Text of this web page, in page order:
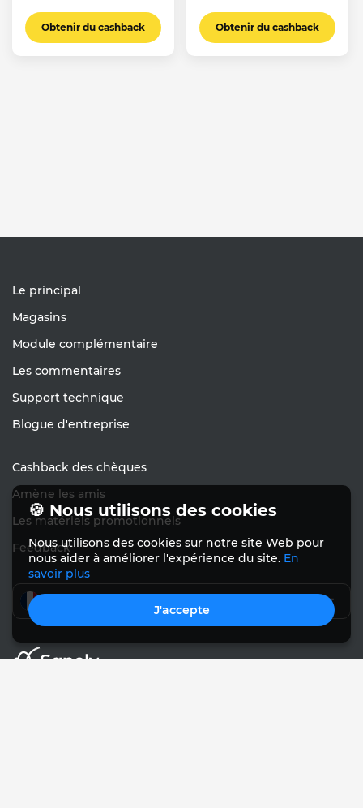
Obtenir du cashback Obtenir du cashback
Le principal
Magasins
Module complémentaire
Les commentaires
Support technique
Blogue d'entreprise
Cashback des chèques
Amène les amis
Les matériels promotionnels
Feedback
🍪 Nous utilisons des cookies
Nous utilisons des cookies sur notre site Web pour
nous aider à améliorer l'expérience du site. En
savoir plus
J'accepte